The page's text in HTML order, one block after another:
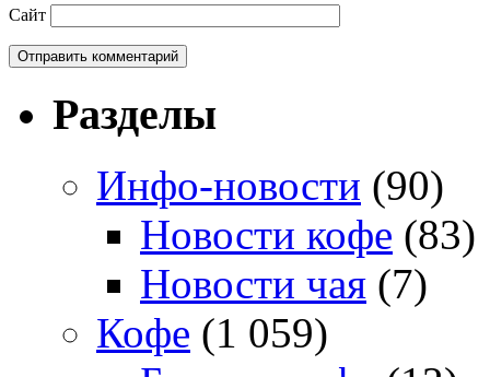
Сайт
Разделы
Инфо-новости (90)
Новости кофе (83)
Новости чая (7)
Кофе (1 059)